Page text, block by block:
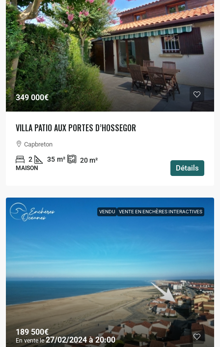
349 000€
VILLA PATIO AUX PORTES D’HOSSEGOR
Capbreton
2 35 m² 20m²
MAISON Détails
VENDU VENTE EN ENCHÈRES INTERACTIVES
189 500€
En vente le27/02/2024 à 20:00